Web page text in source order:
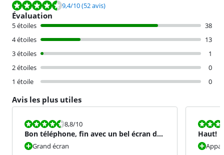
La note est de 9,4 sur 10, basée sur 52 avis.
9,4/10(52 avis)
Évaluation
5 étoiles
38
4 étoiles
13
3 étoiles
1
2 étoiles
0
1 étoile
0
Avis les plus utiles
La note est 8,8 sur 10.
8,8/10
Bon téléphone, fin avec un bel écran de
grande taille.
Grand écran
La note est
Haut!